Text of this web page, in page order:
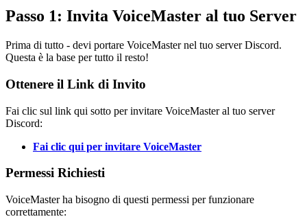
Passo 1: Invita VoiceMaster al tuo Server
Prima di tutto - devi portare VoiceMaster nel tuo server Discord.
Questa è la base per tutto il resto!
Ottenere il Link di Invito
Fai clic sul link qui sotto per invitare VoiceMaster al tuo server
Discord:
Fai clic qui per invitare VoiceMaster
Permessi Richiesti
VoiceMaster ha bisogno di questi permessi per funzionare
correttamente: